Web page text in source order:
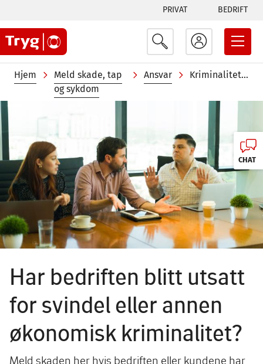
hovedinnhold
Tabs
menu
PRIVAT BEDRIFT
Navigasjonssti
Hjem
Meld skade, tap
og sykdom
Ansvar Kriminalitetsforsikring
Image
Har bedriften blitt utsatt
for svindel eller annen
økonomisk kriminalitet?
Meld skaden her hvis bedriften eller kundene har
CHAT